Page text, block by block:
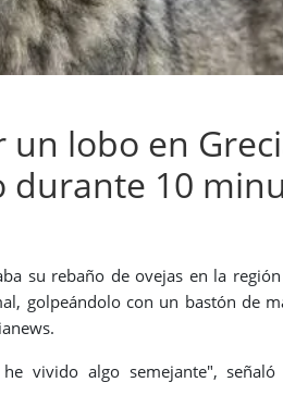
lobo en
durante 10
su rebaño de ovejas en la
golpeándolo con un bastón de
vivido algo semejante",